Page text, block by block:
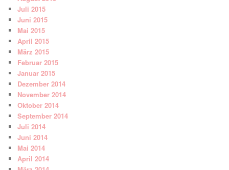
Juli 2015
Juni 2015
Mai 2015
April 2015
März 2015
Februar 2015
Januar 2015
Dezember 2014
November 2014
Oktober 2014
September 2014
Juli 2014
Juni 2014
Mai 2014
April 2014